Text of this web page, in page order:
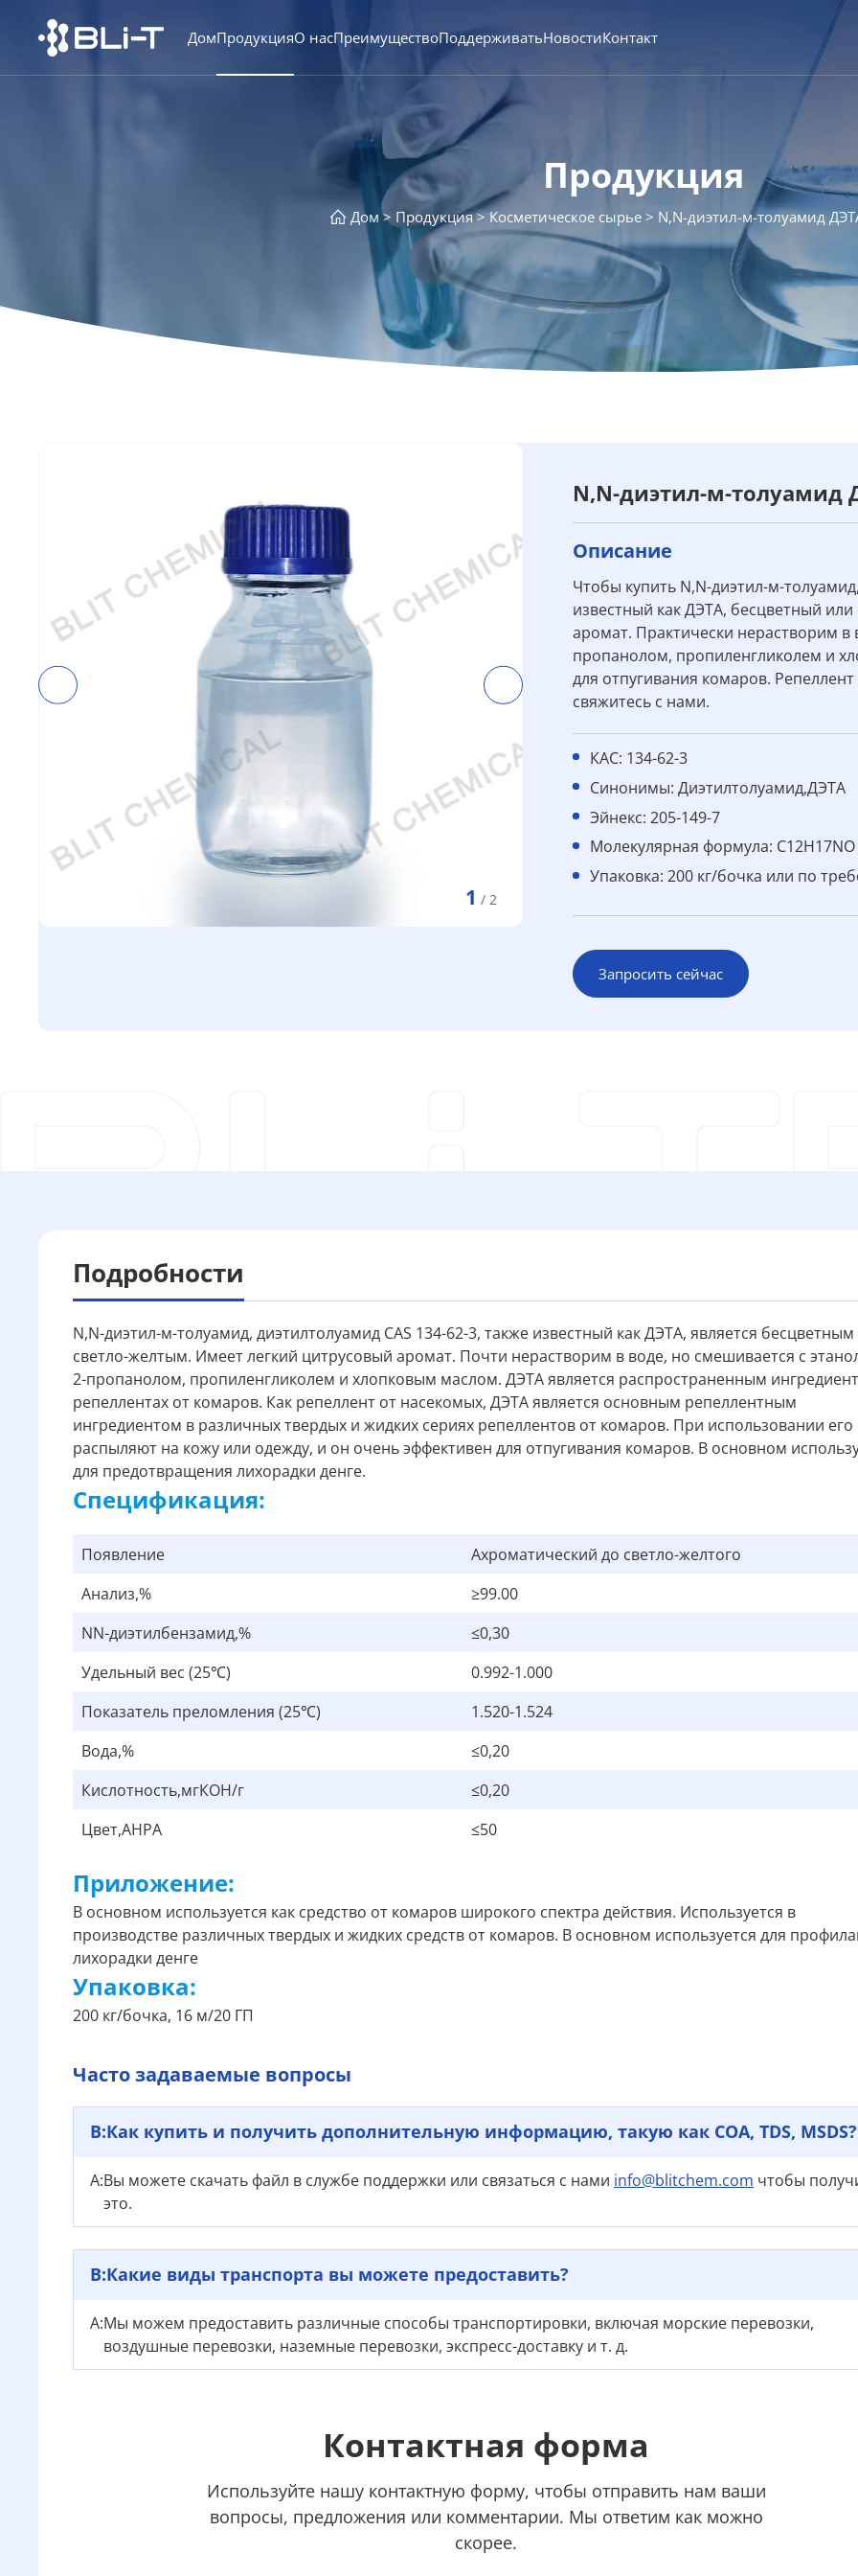
ДомПродукцияО насПреимуществоПоддерживатьНовостиКонтакт
Продукция
Дом Продукция Косметическое сырье N,N-диэтил-м-толуамид
1 / 2
N,N-диэтил-м-толуамид
Описание
Чтобы купить N,N-диэтил-м-
известный как ДЭТА, бесцветный
аромат. Практически нерастворим
пропанолом, пропиленгликолем и
для отпугивания комаров.
свяжитесь с нами.
КАС: 134-62-3
Синонимы: Диэтилтолуамид,ДЭТА
Эйнекс: 205-149-7
Молекулярная формула: C12H17NO
Упаковка: 200 кг/бочка или по
Запросить сейчас
Подробности
N,N-диэтил-м-толуамид, диэтилтолуамид CAS 134-62-3, также известный как ДЭТА, является
светло-желтым. Имеет легкий цитрусовый аромат. Почти нерастворим в воде, но смешивается с
2-пропанолом, пропиленгликолем и хлопковым маслом. ДЭТА является распространенным
репеллентах от комаров. Как репеллент от насекомых, ДЭТА является основным репеллентным
ингредиентом в различных твердых и жидких сериях репеллентов от комаров. При использовании его
распыляют на кожу или одежду, и он очень эффективен для отпугивания комаров. В основном
для предотвращения лихорадки денге.
Спецификация:
Появление
Ахроматический до светло-желтого
Анализ,%
≥99.00
NN-диэтилбензамид,%
≤0,30
Удельный вес (25℃)
0.992-1.000
Показатель преломления (25℃)
1.520-1.524
Вода,%
≤0,20
Кислотность,мгКОН/г
≤0,20
Цвет,AHPA
≤50
Приложение:
В основном используется как средство от комаров широкого спектра действия. Используется в
производстве различных твердых и жидких средств от комаров. В основном используется для
лихорадки денге
Упаковка:
200 кг/бочка, 16 м/20 ГП
Часто задаваемые вопросы
В:Как купить и получить дополнительную информацию, такую как COA, TDS, MSDS?
А:Вы можете скачать файл в службе поддержки или связаться с нами info@blitchem.com чтобы
это.
В:Какие виды транспорта вы можете предоставить?
А:Мы можем предоставить различные способы транспортировки, включая морские перевозки,
воздушные перевозки, наземные перевозки, экспресс-доставку и т. д.
Контактная форма
Используйте нашу контактную форму, чтобы отправить нам ваши
вопросы, предложения или комментарии. Мы ответим как можно
скорее.